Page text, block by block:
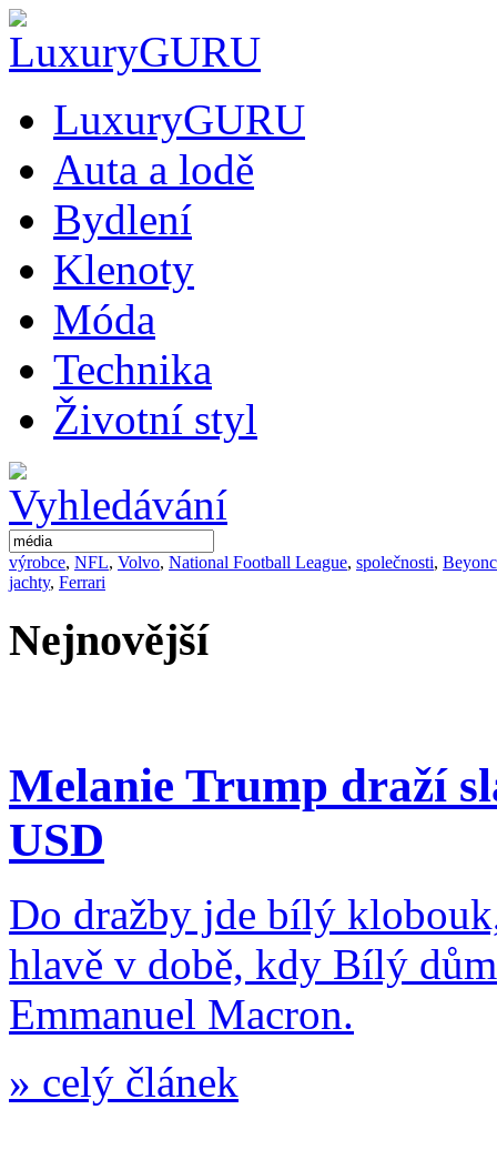
LuxuryGURU
Auta a lodě
Bydlení
Klenoty
Móda
Technika
Životní styl
výrobce, NFL, Volvo, National Football League, společnosti,
jachty, Ferrari
Nejnovější
Melanie Trump draží
USD
Do dražby jde bílý
hlavě v době, kdy Bílý
Emmanuel Macron.
» celý článek